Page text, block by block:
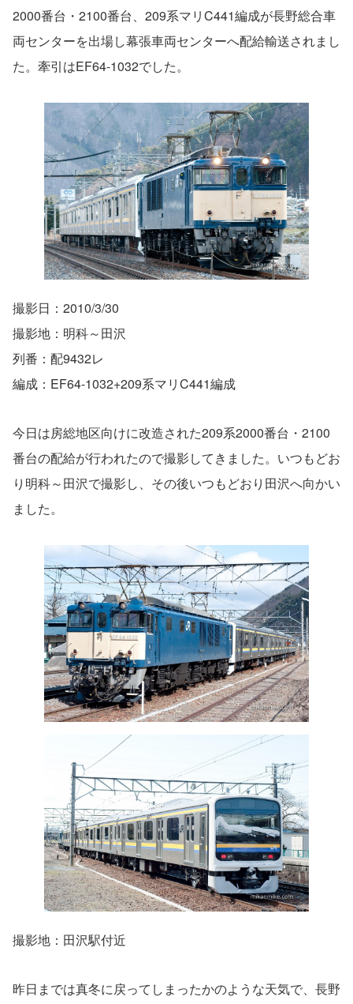
2000番台・2100番台、209系マリC441編成が長野総合車
両センターを出場し幕張車両センターへ配給輸送されまし
た。牽引はEF64-1032でした。
撮影日：2010/3/30
撮影地：明科～田沢
列番：配9432レ
編成：EF64-1032+209系マリC441編成
今日は房総地区向けに改造された209系2000番台・2100
番台の配給が行われたので撮影してきました。いつもどお
り明科～田沢で撮影し、その後いつもどおり田沢へ向かい
ました。
撮影地：田沢駅付近
昨日までは真冬に戻ってしまったかのような天気で、長野